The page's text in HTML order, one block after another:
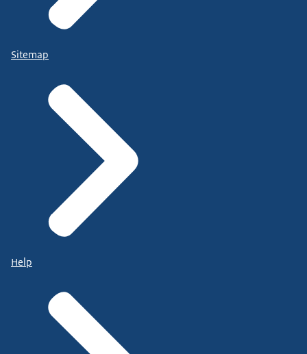
Sitemap
Help